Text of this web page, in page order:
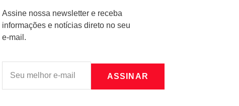
Assine nossa newsletter e receba
informações e notícias direto no seu
e-mail.
ASSINAR